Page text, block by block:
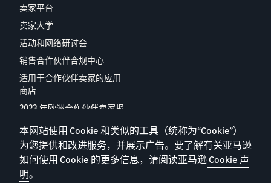
卖家平台
卖家大学
活动和网络研讨会
销售合作伙伴合规中心
适用于合作伙伴卖家的应用
商店
2023 年欧洲合作伙伴卖家报
联系我们
本网站使用 Cookie 和类似的工具（统称为“Cookie”）
为您提供和改进服务，并展示广告。要了解有关亚马逊
如何使用 Cookie 的更多信息，请阅读亚马逊Cookie 声
明。